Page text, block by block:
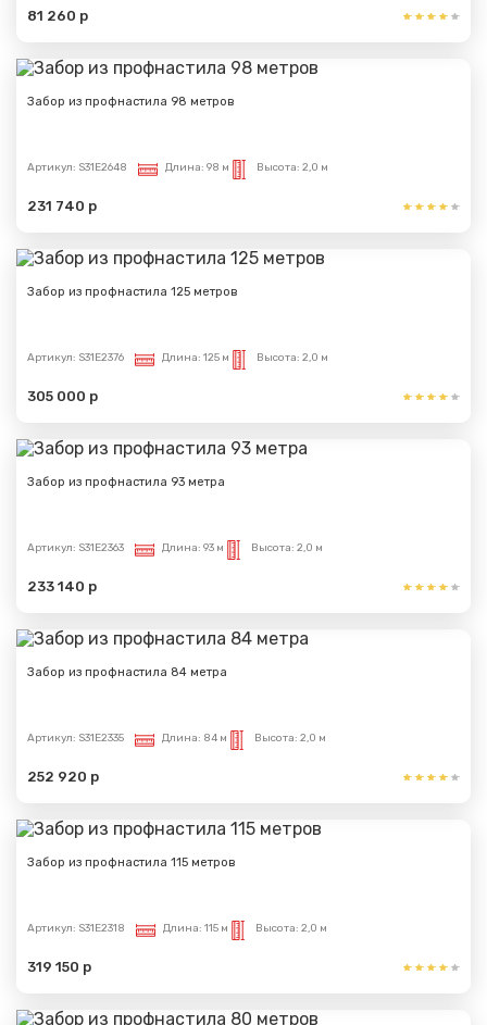
81 260 р
Забор из профнастила 98 метров
Артикул: S31E2648 Длина: 98 м Высота: 2,0 м
231 740 р
Забор из профнастила 125 метров
Артикул: S31E2376 Длина: 125 м Высота: 2,0 м
305 000 р
Забор из профнастила 93 метра
Артикул: S31E2363 Длина: 93 м Высота: 2,0 м
233 140 р
Забор из профнастила 84 метра
Артикул: S31E2335 Длина: 84 м Высота: 2,0 м
252 920 р
Забор из профнастила 115 метров
Артикул: S31E2318 Длина: 115 м Высота: 2,0 м
319 150 р